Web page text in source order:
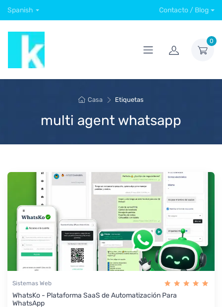
Spanish Contacto / Blog
0
Casa Etiquetas
multi agent whatsapp
Sistemas Web
WhatsKo - Plataforma SaaS de Automatización Para
WhatsApp